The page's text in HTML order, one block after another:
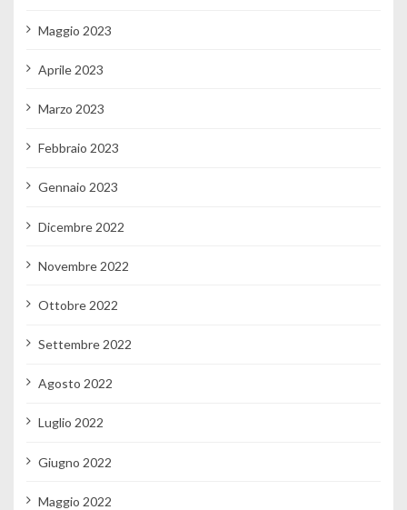
Maggio 2023
Aprile 2023
Marzo 2023
Febbraio 2023
Gennaio 2023
Dicembre 2022
Novembre 2022
Ottobre 2022
Settembre 2022
Agosto 2022
Luglio 2022
Giugno 2022
Maggio 2022